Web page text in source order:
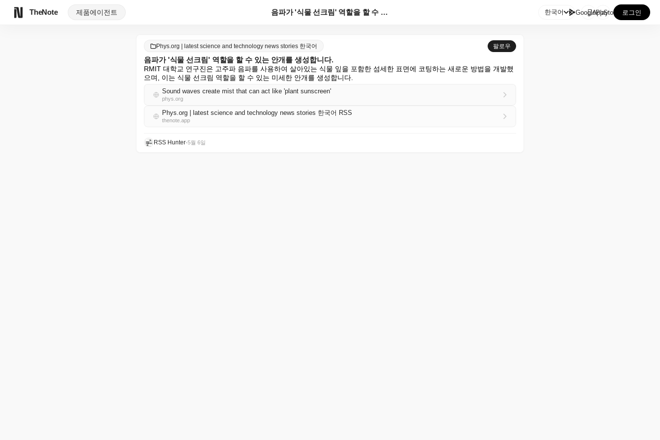
TheNote 제품에이전트 음파가 '식물 선크림' 역할을 할 수 있는 안개를 생성... 한국어 GooglePlay
AppStore 로그인
Phys.org | latest science and technology news stories 한국어 팔로우
음파가 '식물 선크림' 역할을 할 수 있는 안개를 생성합니다.
RMIT 대학교 연구진은 고주파 음파를 사용하여 살아있는 식물 잎을 포함한 섬세한 표면에 코팅하는 새로운 방법을 개발했
으며, 이는 식물 선크림 역할을 할 수 있는 미세한 안개를 생성합니다.
Sound waves create mist that can act like 'plant sunscreen'
phys.org
Phys.org | latest science and technology news stories 한국어 RSS
thenote.app
RSS Hunter•5월 6일